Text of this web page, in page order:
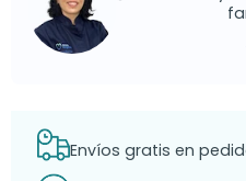
Envíos gratis en